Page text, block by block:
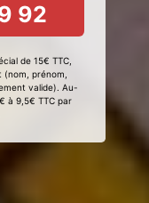
92
de 15€ TTC,
prénom,
valide). Au-
à 9,5€ TTC par